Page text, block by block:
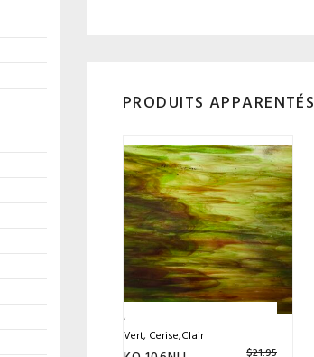
PRODUITS APPARENTÉS
Vert, Cerise,clair
$21.95